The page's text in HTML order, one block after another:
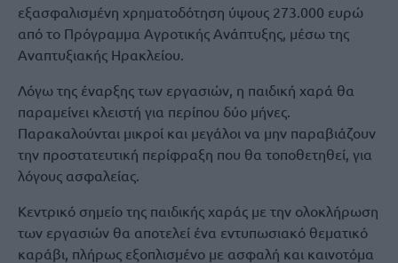
εξασφαλισμένη χρηματοδότηση ύψους 273.000 ευρώ
από το Πρόγραμμα Αγροτικής Ανάπτυξης, μέσω της
Αναπτυξιακής Ηρακλείου.
Λόγω της έναρξης των εργασιών, η παιδική χαρά θα
παραμείνει κλειστή για περίπου δύο μήνες.
Παρακαλούνται μικροί και μεγάλοι να μην παραβιάζουν
την προστατευτική περίφραξη που θα τοποθετηθεί, για
λόγους ασφαλείας.
Κεντρικό σημείο της παιδικής χαράς με την ολοκλήρωση
των εργασιών θα αποτελεί ένα εντυπωσιακό θεματικό
καράβι, πλήρως εξοπλισμένο με ασφαλή και καινοτόμα